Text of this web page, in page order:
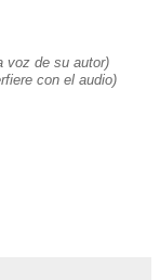
voz de su autor)
con el audio)